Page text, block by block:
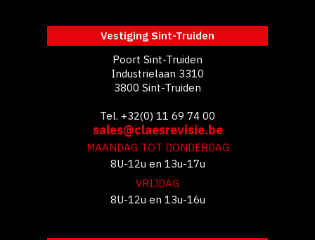
Vestiging Sint-Truiden
Poort Sint-Truiden
Industrielaan 3310
3800 Sint-Truiden
Tel. +32(0) 11 69 74 00
sales@claesrevisie.be
MAANDAG TOT DONDERDAG
8U-12u en 13u-17u
VRIJDAG
8U-12u en 13u-16u